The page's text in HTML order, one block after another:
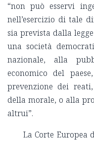
“non può esservi
nell’esercizio di tale
sia prevista dalla
una società
nazionale, alla
economico del
prevenzione dei
della morale, o alla
altrui”.
La Corte Europea